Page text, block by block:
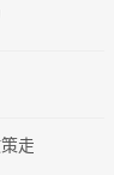
走向全解析